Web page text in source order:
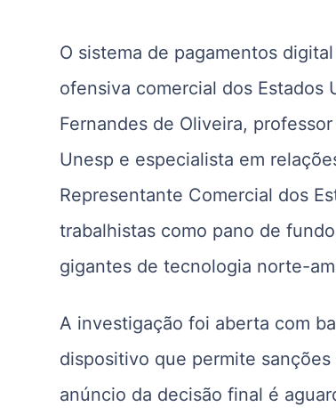
O sistema de pagamentos
ofensiva comercial dos Estados
Fernandes de Oliveira,
Unesp e especialista em
Representante Comercial dos
trabalhistas como pano de
gigantes de tecnologia norte-
A investigação foi aberta com
dispositivo que permite
anúncio da decisão final é